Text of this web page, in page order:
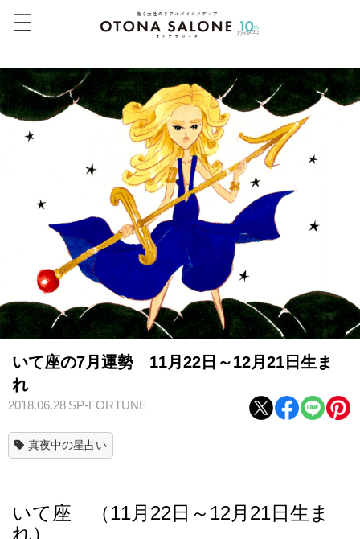
いて座の7月運勢 11月22日～12月21日生ま
れ
2018.06.28 SP-FORTUNE
真夜中の星占い
いて座 （11月22日～12月21日生ま
れ）